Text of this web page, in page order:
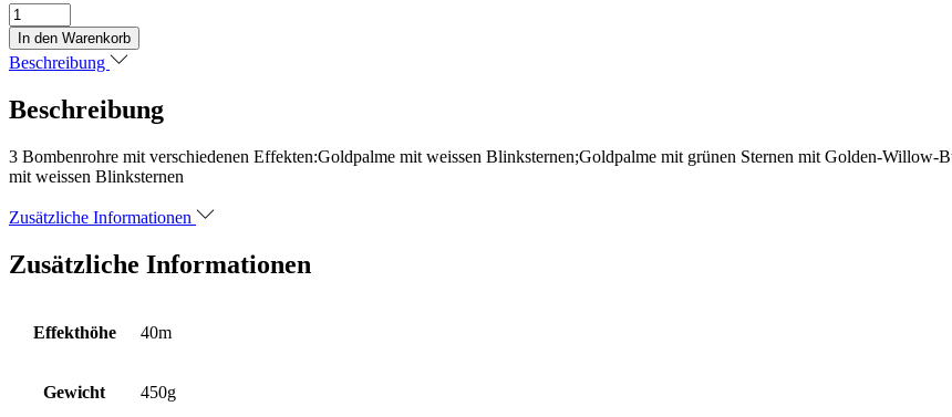
Big
Shot
Bombenrohre
-
Menge
In den Warenkorb
Beschreibung
Beschreibung
3 Bombenrohre mit verschiedenen Effekten:Goldpalme mit weissen Blinksternen;Goldpalme mit grünen Sternen mit Golden-
mit weissen Blinksternen
Zusätzliche Informationen
Zusätzliche Informationen
Effekthöhe 40m
Gewicht 450g